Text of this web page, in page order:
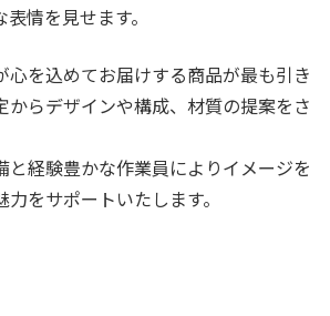
情を見せます。
心を込めてお届けする商品が最も引き
からデザインや構成、材質の提案をさ
と経験豊かな作業員によりイメージを
をサポートいたします。